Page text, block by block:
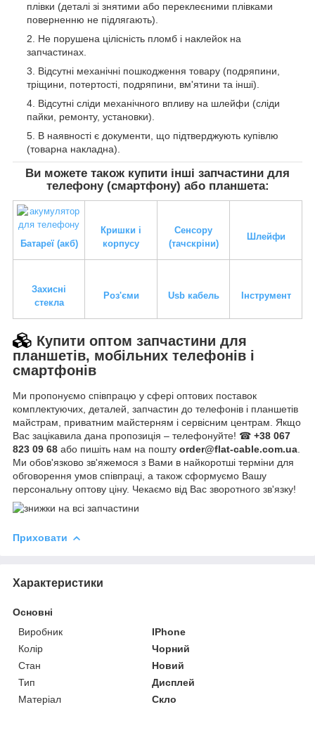
плівки (деталі зі знятими або переклеєними плівками
поверненню не підлягають).
Не порушена цілісність пломб і наклейок на
запчастинах.
Відсутні механічні пошкодження товару (подряпини,
тріщини, потертості, подряпини, вм'ятини та інші).
Відсутні сліди механічного впливу на шлейфи (сліди
пайки, ремонту, установки).
В наявності є документи, що підтверджують купівлю
(товарна накладна).
Ви можете також купити інші запчастини для
телефону (смартфону) або планшета:
Батареї (акб)
Кришки і
корпусу
Сенсору
(тачскріни)
Шлейфи
Захисні
стекла
Роз'єми Usb кабель Інструмент
Купити оптом запчастини для
планшетів, мобільних телефонів і
смартфонів
Ми пропонуємо співпрацю у сфері оптових поставок
комплектуючих, деталей, запчастин до телефонів і планшетів
майстрам, приватним майстерням і сервісним центрам. Якщо
Вас зацікавила дана пропозиція – телефонуйте! ☎ +38 067
823 09 68 або пишіть нам на пошту order@flat-cable.com.ua
Ми обов'язково зв'яжемося з Вами в найкоротші терміни для
обговорення умов співпраці, а також сформуємо Вашу
персональну оптову ціну. Чекаємо від Вас зворотного зв'язку!
Приховати
Характеристики
Основні
Виробник
IPhone
Колір
Чорний
Стан
Новий
Тип
Дисплей
Матеріал
Скло